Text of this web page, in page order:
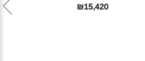
₪15,420